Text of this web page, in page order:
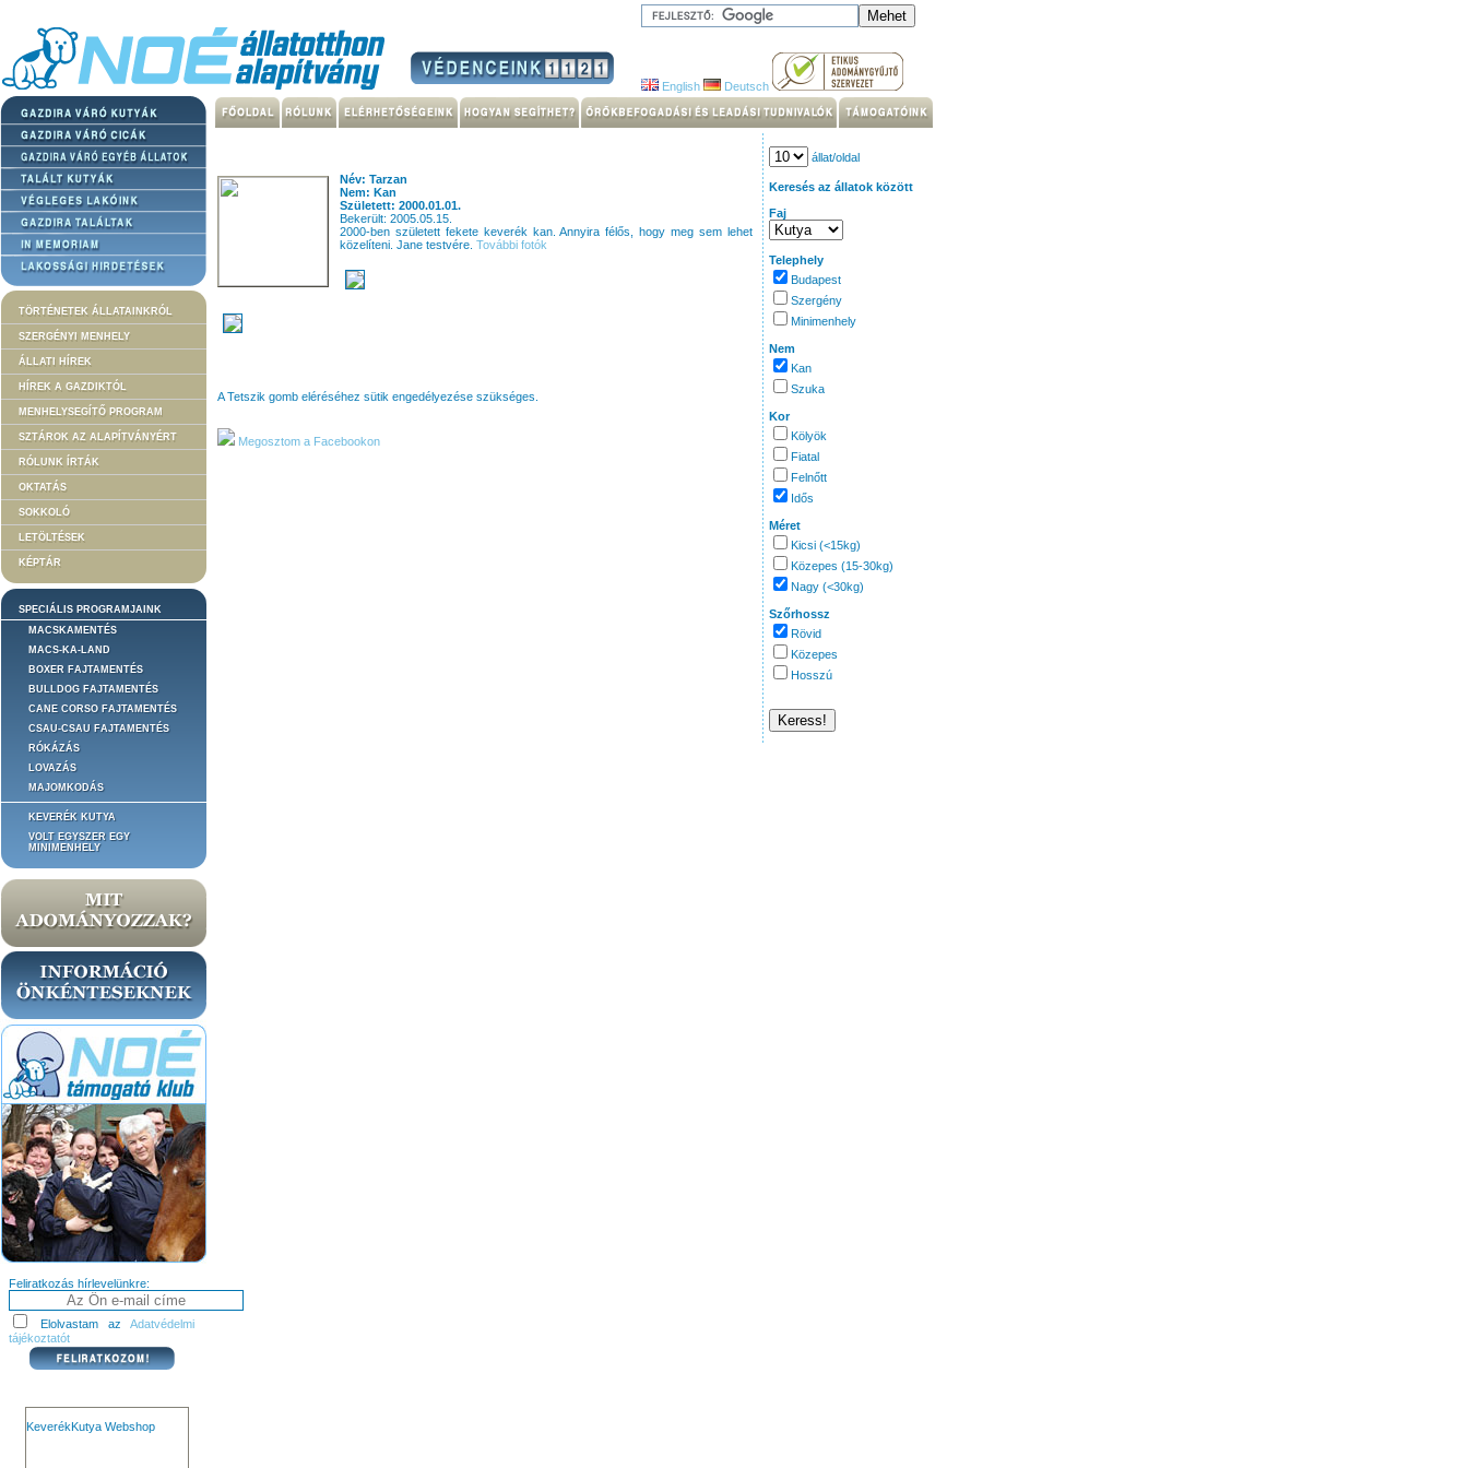
English Deutsch
TÖRTÉNETEK ÁLLATAINKRÓL
SZERGÉNYI MENHELY
ÁLLATI HÍREK
HÍREK A GAZDIKTÓL
MENHELYSEGÍTŐ PROGRAM
SZTÁROK AZ ALAPÍTVÁNYÉRT
RÓLUNK ÍRTÁK
OKTATÁS
SOKKOLÓ
LETÖLTÉSEK
KÉPTÁR
SPECIÁLIS PROGRAMJAINK
MACSKAMENTÉS
MACS-KA-LAND
BOXER FAJTAMENTÉS
BULLDOG FAJTAMENTÉS
CANE CORSO FAJTAMENTÉS
CSAU-CSAU FAJTAMENTÉS
RÓKÁZÁS
LOVAZÁS
MAJOMKODÁS
KEVERÉK KUTYA
VOLT EGYSZER EGY
MINIMENHELY
Feliratkozás hírlevelünkre:
Elolvastam az Adatvédelmi
tájékoztatót
KeverékKutya Webshop
Név: Tarzan
Nem: Kan
Született: 2000.01.01.
Bekerült: 2005.05.15.
2000-ben született fekete keverék kan. Annyira félős, hogy meg sem lehet
közelíteni. Jane testvére. További fotók
A Tetszik gomb eléréséhez sütik engedélyezése szükséges.
Megosztom a Facebookon
állat/oldal
Keresés az állatok között
Faj
Telephely
Budapest
Szergény
Minimenhely
Nem
Kan
Szuka
Kor
Kölyök
Fiatal
Felnőtt
Idős
Méret
Kicsi (<15kg)
Közepes (15-30kg)
Nagy (<30kg)
Szőrhossz
Rövid
Közepes
Hosszú